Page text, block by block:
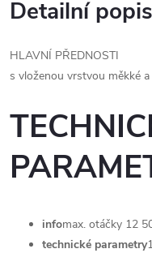
Detailní
HLAVNÍ PŘEDNOSTI
s vloženou vrstvou měkké
infomax. otáčky 12
technické parametry